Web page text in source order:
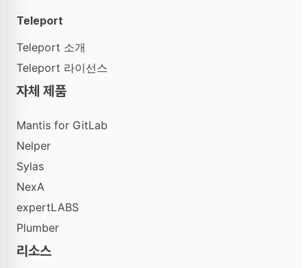
Teleport
Teleport 소개
Teleport 라이선스
자체 제품
Mantis for GitLab
Nelper
Sylas
NexA
expertLABS
Plumber
리소스